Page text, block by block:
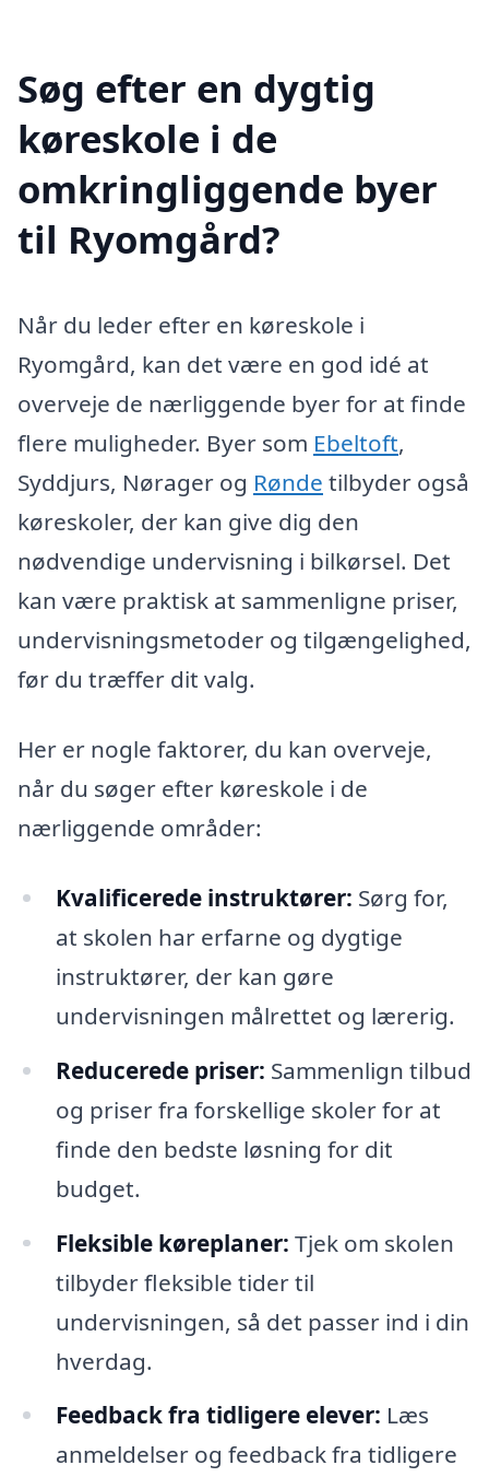
Søg efter en dygtig
køreskole i de
omkringliggende byer
til Ryomgård?
Når du leder efter en køreskole i
Ryomgård, kan det være en god idé at
overveje de nærliggende byer for at finde
flere muligheder. Byer som Ebeltoft,
Syddjurs, Nørager og Rønde tilbyder også
køreskoler, der kan give dig den
nødvendige undervisning i bilkørsel. Det
kan være praktisk at sammenligne priser,
undervisningsmetoder og tilgængelighed,
før du træffer dit valg.
Her er nogle faktorer, du kan overveje,
når du søger efter køreskole i de
nærliggende områder:
Kvalificerede instruktører: Sørg for,
at skolen har erfarne og dygtige
instruktører, der kan gøre
undervisningen målrettet og lærerig.
Reducerede priser: Sammenlign tilbud
og priser fra forskellige skoler for at
finde den bedste løsning for dit
budget.
Fleksible køreplaner: Tjek om skolen
tilbyder fleksible tider til
undervisningen, så det passer ind i din
hverdag.
Feedback fra tidligere elever: Læs
anmeldelser og feedback fra tidligere